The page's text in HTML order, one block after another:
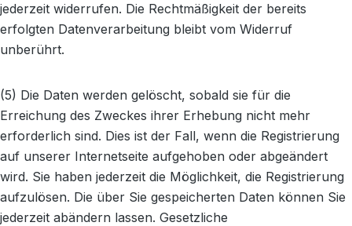
jederzeit widerrufen. Die Rechtmäßigkeit der bereits
erfolgten Datenverarbeitung bleibt vom Widerruf
unberührt.
(5) Die Daten werden gelöscht, sobald sie für die
Erreichung des Zweckes ihrer Erhebung nicht mehr
erforderlich sind. Dies ist der Fall, wenn die Registrierung
auf unserer Internetseite aufgehoben oder abgeändert
wird. Sie haben jederzeit die Möglichkeit, die Registrierung
aufzulösen. Die über Sie gespeicherten Daten können Sie
jederzeit abändern lassen. Gesetzliche